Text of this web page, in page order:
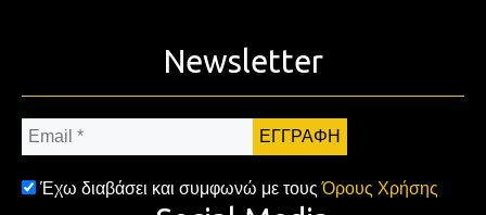
Newsletter
Email
*
Έχω διαβάσει και συμφωνώ με τουςΌρους Χρήσης